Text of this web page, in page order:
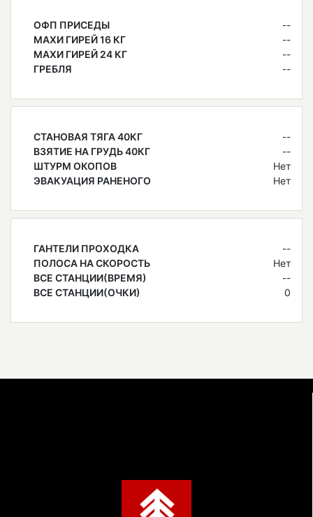
ОФП ПРИСЕДЫ
--
МАХИ ГИРЕЙ 16 КГ
--
МАХИ ГИРЕЙ 24 КГ
--
ГРЕБЛЯ
--
СТАНОВАЯ ТЯГА 40КГ
--
ВЗЯТИЕ НА ГРУДЬ 40КГ
--
ШТУРМ ОКОПОВ
Нет
ЭВАКУАЦИЯ РАНЕНОГО
Нет
ГАНТЕЛИ ПРОХОДКА
--
ПОЛОСА НА СКОРОСТЬ
Нет
ВСЕ СТАНЦИИ(ВРЕМЯ)
--
ВСЕ СТАНЦИИ(ОЧКИ)
0